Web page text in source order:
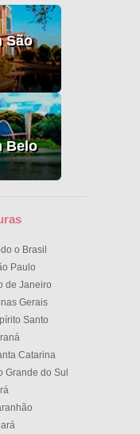
São
Belo
o Brasil
Paulo
de Janeiro
Gerais
Santo
Catarina
Grande do Sul